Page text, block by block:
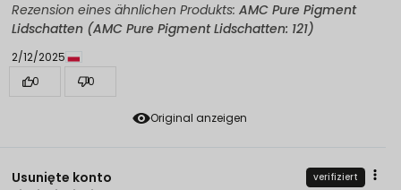
Original anzeigen
Rezension eines ähnlichen Produkts: AMC Pure Pigment
Lidschatten (AMC Pure Pigment Lidschatten: 121)
2/12/2025
0
0
Usunięte konto verifiziert